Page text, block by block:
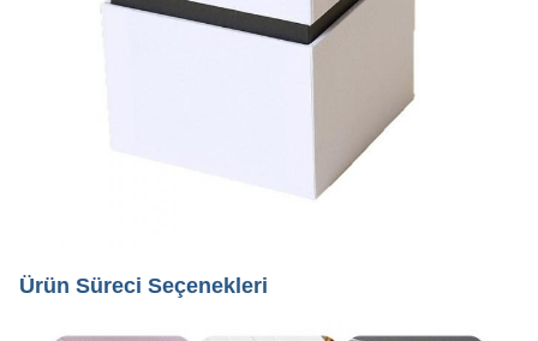
Ürün Süreci Seçenekleri